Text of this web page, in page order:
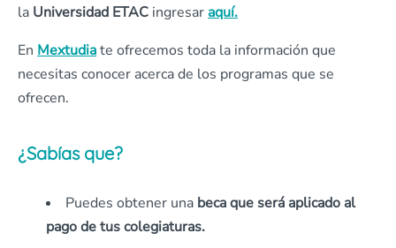
la Universidad ETAC ingresaraquí.
En Mextudiate ofrecemos toda la información que
necesitas conocer acerca de los programas que se
ofrecen.
¿Sabías que?
Puedes obtener una beca que será aplicado al
pago de tus colegiaturas.